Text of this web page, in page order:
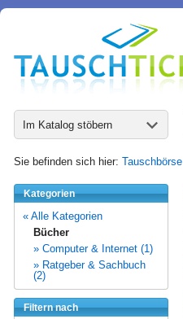
Im Katalog stöbern
Sie befinden sich hier: Tauschbörse
Kategorien
« Alle Kategorien
Bücher
» Computer & Internet (1)
» Ratgeber & Sachbuch
(2)
Filtern nach